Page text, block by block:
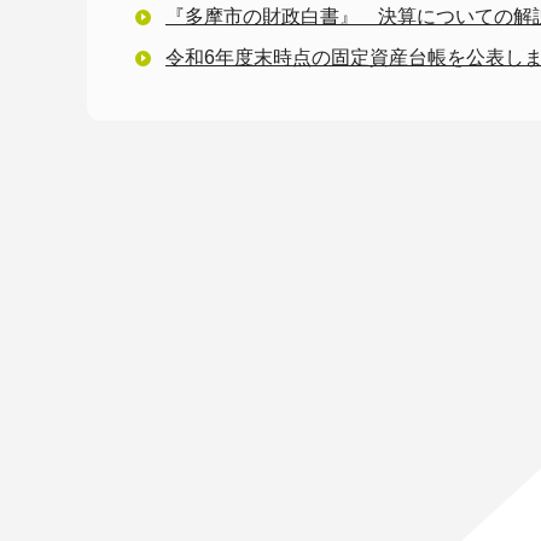
『多摩市の財政白書』 決算についての解
令和6年度末時点の固定資産台帳を公表し